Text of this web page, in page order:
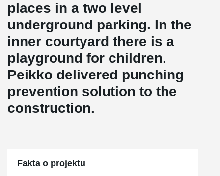
places in a two level
underground parking. In the
inner courtyard there is a
playground for children.
Peikko delivered punching
prevention solution to the
construction.
Fakta o projektu